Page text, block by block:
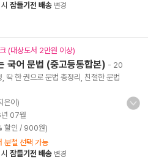
잠들기전 배송 변경
(대상도서 2만원 이상)
국어 문법 (중고등통합본) - 20
딱 한 권으로 문법 총정리, 친절한 문법
은이)
07월
할인 / 900원)
분철 선택 가능
잠들기전 배송 변경